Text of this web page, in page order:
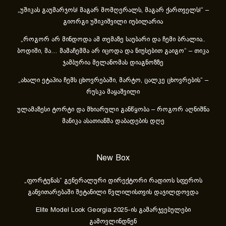
„უშიკას გაუმარჯოს! მაგარ მომღერალს, მაგარ ქართველს!“ –
გიორგი უშიკიშვილი იუბილარია
„როგორ არ მინდოდა ამ თემაზე საუბარი და ჩემი ბრალია..
ბოდიში, მა… მამაჩემმა არ იცოდა და ნიუსებით გაიგო“ – თიკა
ჯამბურია მელანომას დიაგნოზზე
„ახა­ლი ეტა­პია ჩემს ცხოვ­რე­ბა­ში, მარ­ტო, ცალ­კე ცხოვ­რე­ბის“ –
რუსკა მაყაშვილი
ულამაზესი ტორტი და მხიარული განწყობა – როგორ აღნიშნა
მანიკა ასათიანმა დაბადების დღე
New Box
„ფორტუნას“ გენერალური დირექტორი რადიოს სფეროს
განვითარებაში შეტანილი წვლილისთვის დაჯილდოვდა
Elite Model Look Georgia 2025-ის გამარჯვებულები
გამოვლინდნენ